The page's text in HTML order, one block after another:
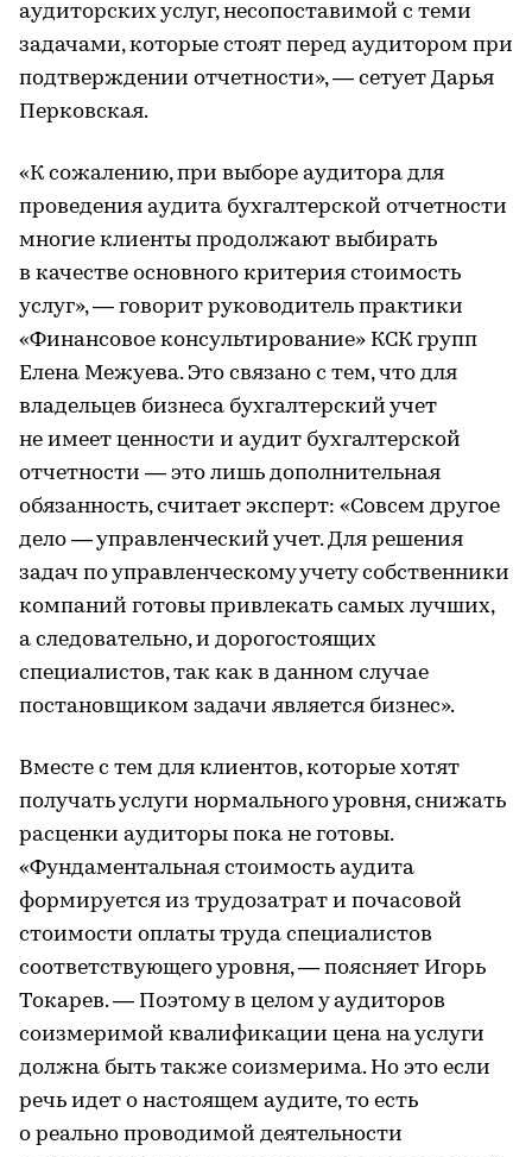
аудиторских услуг, несопоставимой с теми
задачами, которые стоят перед аудитором при
подтверждении отчетности», — сетует Дарья
Перковская.
«К сожалению, при выборе аудитора для
проведения аудита бухгалтерской отчетности
многие клиенты продолжают выбирать
в качестве основного критерия стоимость
услуг», — говорит руководитель практики
«Финансовое консультирование» КСК групп
Елена Межуева. Это связано с тем, что для
владельцев бизнеса бухгалтерский учет
не имеет ценности и аудит бухгалтерской
отчетности — это лишь дополнительная
обязанность, считает эксперт: «Совсем другое
дело — управленческий учет. Для решения
задач по управленческому учету собственники
компаний готовы привлекать самых лучших,
а следовательно, и дорогостоящих
специалистов, так как в данном случае
постановщиком задачи является бизнес».
Вместе с тем для клиентов, которые хотят
получать услуги нормального уровня, снижать
расценки аудиторы пока не готовы.
«Фундаментальная стоимость аудита
формируется из трудозатрат и почасовой
стоимости оплаты труда специалистов
соответствующего уровня, — поясняет Игорь
Токарев. — Поэтому в целом у аудиторов
соизмеримой квалификации цена на услуги
должна быть также соизмерима. Но это если
речь идет о настоящем аудите, то есть
о реально проводимой деятельности